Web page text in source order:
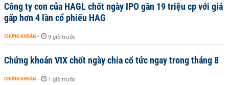
Công ty con của HAGL chốt ngày IPO gần 19 triệu cp với giá
gấp hơn 4 lần cổ phiếu HAG
CHỨNG KHOÁN - 9 giờ trước
Chứng khoán VIX chốt ngày chia cổ tức ngay trong tháng 8
CHỨNG KHOÁN - 1 giờ trước